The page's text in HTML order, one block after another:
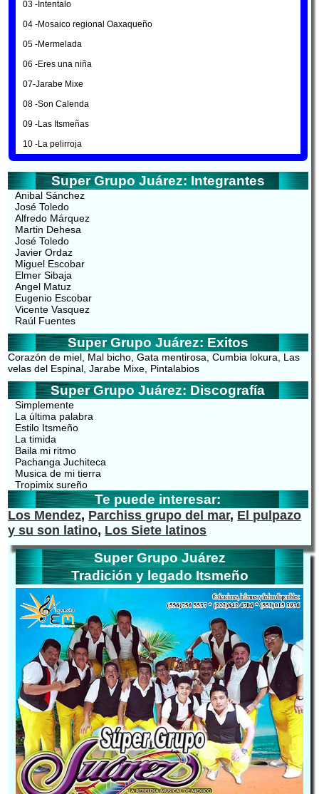
03 -Intentalo
04 -Mosaico regional Oaxaqueño
05 -Mermelada
06 -Eres una niña
07-Jarabe Mixe
08 -Son Calenda
09 -Las Itsmeñas
10 -La pelirroja
Super Grupo Juárez: Integrantes
Anibal Sánchez
José Toledo
Alfredo Márquez
Martin Dehesa
José Toledo
Javier Ordaz
Miguel Escobar
Elmer Sibaja
Angel Matuz
Eugenio Escobar
Vicente Vasquez
Raúl Fuentes
Super Grupo Juárez: Exitos
Corazón de miel, Mal bicho, Gata mentirosa, Cumbia lokura, Las
velas del Espinal, Jarabe Mixe, Pintalabios
Super Grupo Juárez: Discografía
Simplemente
La última palabra
Estilo Itsmeño
La timida
Baila mi ritmo
Pachanga Juchiteca
Musica de mi tierra
Tropimix sureño
Te puede interesar:
Los Mendez, Parchiss grupo del mar, El pulpazo
y su son latino, Los Siete latinos
Super Grupo Juárez
Tradición y legado Itsmeño